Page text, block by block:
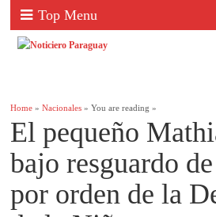
Top Menu
Home »Nacionales » You are reading »
El pequeño
bajo resguardo
por orden de la